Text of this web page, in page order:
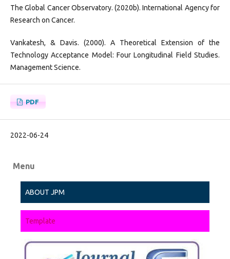
The Global Cancer Observatory. (2020b). International Agency for
Research on Cancer.
Vankatesh, & Davis. (2000). A Theoretical Extension of the
Technology Acceptance Model: Four Longitudinal Field Studies.
Management Science.
PDF
2022-06-24
Menu
ABOUT JPM
Template